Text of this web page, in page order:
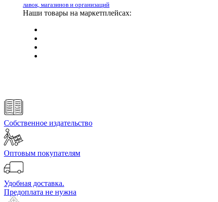
лавок, магазинов и организаций
Наши товары на маркетплейсах:
Собственное издательство
Оптовым покупателям
Удобная доставка.
Предоплата не нужна